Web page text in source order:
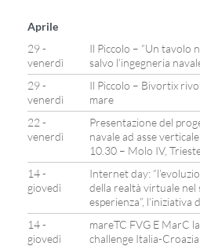
Aprile
29 -
venerdì
Il Piccolo – “Un tavolo
salvo l’ingegneria
29 -
venerdì
Il Piccolo – Bivortix
mare
22 -
venerdì
Presentazione del
navale ad asse
10.30 – Molo IV,
14 -
giovedì
Internet day:
della realtà virtuale nel
esperienza”, l’iniziativa
14 -
giovedì
mareTC FVG E MarC
challenge Italia-Croazia